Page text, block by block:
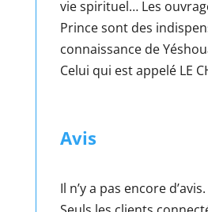
vie spirituel… Les
Prince sont des
connaissance de
Celui qui est appelé LE
Avis
Il n’y a pas encore d’avis.